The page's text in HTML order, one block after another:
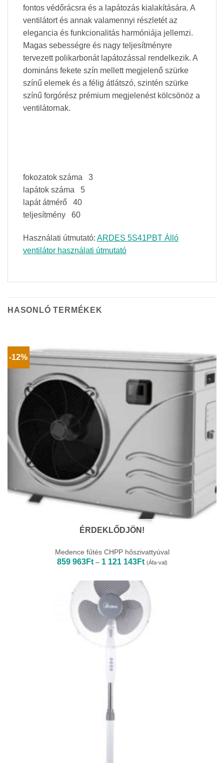
fontos védőrácsra és a lapátozás kialakítására. A
ventilátort és annak valamennyi részletét az
elegancia és funkcionalitás harmóniája jellemzi.
Magas sebességre és nagy teljesítményre
tervezett polikarbonát lapátozással rendelkezik. A
domináns fekete szín mellett megjelenő szürke
színű elemek és a félig átlátszó, szintén szürke
színű forgórész prémium megjelenést kölcsönöz a
ventilátornak.
fokozatok száma 3
lapátok száma 5
lapát átmérő 40
teljesítmény 60
Használati útmutató: ARDES 5S41PBT Álló
ventilátor használati útmutató
HASONLÓ TERMÉKEK
-12%
ÉRDEKLŐDJÖN!
Medence fűtés CHPP hőszivattyúval
859 963Ft – 1 121 143FtÁrtartomány:
859
1
121
(Áfa-val)